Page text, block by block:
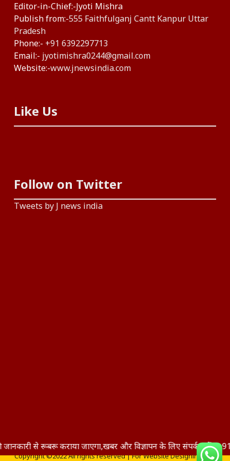
Editor-in-Chief:-Jyoti Mishra
Publish from:-555 Faithfulganj Cantt Kanpur Uttar
Pradesh
Phone:- +91 6392297713
Email:- jyotimishra0244@gmail.com
Website:-www.jnewsindia.com
Like Us
Follow on Twitter
Tweets by J news india
Copyright ©2022 All rights reserved | For Website Designing and
रूबरू कराया जाएगा,खबर और विज्ञापन के लिए संपर्क करें- +91